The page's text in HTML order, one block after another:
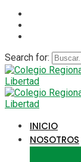
Search for:
INICIO
NOSOTROS